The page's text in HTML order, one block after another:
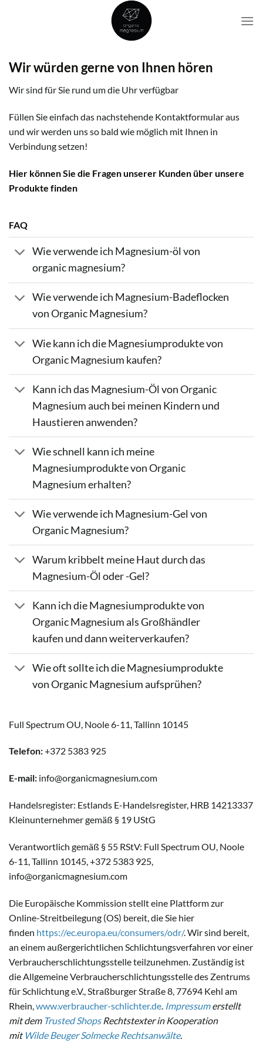
Wir würden gerne von Ihnen hören
Wir sind für Sie rund um die Uhr verfügbar
Füllen Sie einfach das nachstehende Kontaktformular aus
und wir werden uns so bald wie möglich mit Ihnen in
Verbindung setzen!
Hier können Sie die Fragen unserer Kunden über unsere
Produkte finden
FAQ
Wie verwende ich Magnesium-öl von
organic magnesium?
Wie verwende ich Magnesium-Badeflocken
von Organic Magnesium?
Wie kann ich die Magnesiumprodukte von
Organic Magnesium kaufen?
Kann ich das Magnesium-Öl von Organic
Magnesium auch bei meinen Kindern und
Haustieren anwenden?
Wie schnell kann ich meine
Magnesiumprodukte von Organic
Magnesium erhalten?
Wie verwende ich Magnesium-Gel von
Organic Magnesium?
Warum kribbelt meine Haut durch das
Magnesium-Öl oder -Gel?
Kann ich die Magnesiumprodukte von
Organic Magnesium als Großhändler
kaufen und dann weiterverkaufen?
Wie oft sollte ich die Magnesiumprodukte
von Organic Magnesium aufsprühen?
Full Spectrum OU, Noole 6-11, Tallinn 10145
Telefon:+372 5383 925
E-mail: info@organicmagnesium.com
Handelsregister: Estlands E-Handelsregister, HRB 14213337
Kleinunternehmer gemäß § 19 UStG
Verantwortlich gemäß § 55 RStV: Full Spectrum OU, Noole
6-11, Tallinn 10145, +372 5383 925,
info@organicmagnesium.com
Die Europäische Kommission stellt eine Plattform zur
Online-Streitbeilegung (OS) bereit, die Sie hier
finden https://ec.europa.eu/consumers/odr/. Wir sind bereit,
an einem außergerichtlichen Schlichtungsverfahren vor einer
Verbraucherschlichtungsstelle teilzunehmen. Zuständig ist
die Allgemeine Verbraucherschlichtungsstelle des Zentrums
für Schlichtung e.V., Straßburger Straße 8, 77694 Kehl am
Rhein, www.verbraucher-schlichter.de Impressumerstellt
mit dem Trusted ShopsRechtstexter in Kooperation
mit Wilde Beuger Solmecke Rechtsanwälte.